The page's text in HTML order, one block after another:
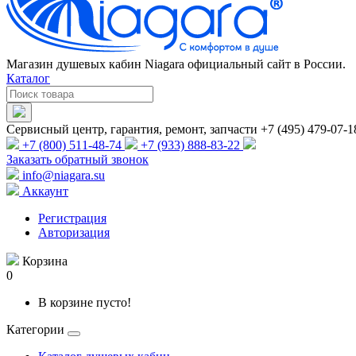
Магазин душевых кабин Niagara официальный сайт в России.
Каталог
Сервисный центр, гарантия, ремонт, запчасти +7 (495) 479-07-
+7 (800) 511-48-74
+7 (933) 888-83-22
Заказать обратный звонок
info@niagara.su
Аккаунт
Регистрация
Авторизация
Корзина
0
В корзине пусто!
Категории